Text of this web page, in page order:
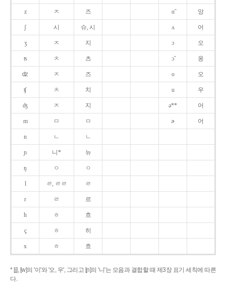
z ㅈ 즈 ɑ̃ 앙
ʃ 시 슈, 시 ʌ 어
ʒ ㅈ 지 ɔ 오
ʦ ㅊ 츠 ɔ̃ 옹
ʣ ㅈ 즈 o 오
ʧ ㅊ 치 u 우
ʤ ㅈ 지 ə** 어
m ㅁ ㅁ ɚ 어
n ㄴ ㄴ
ɲ 니* 뉴
ŋ ㅇ ㅇ
l ㄹ, ㄹㄹ ㄹ
r ㄹ 르
h ㅎ 흐
ç ㅎ 히
x ㅎ 흐
* [j], [w]의 '이'와 '오, 우', 그리고 [ɲ]의 '니'는 모음과 결합할 때 제3장 표기 세칙에 따른
다.